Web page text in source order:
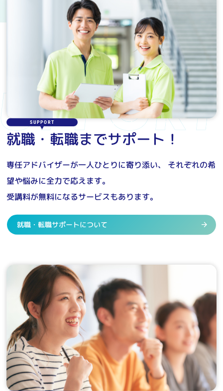
SUPPORT
就職・転職までサポート！
専任アドバイザーが一人ひとりに寄り添い、 それぞれの希
望や悩みに全力で応えます。
受講料が無料になるサービスもあります。
就職・転職サポートについて